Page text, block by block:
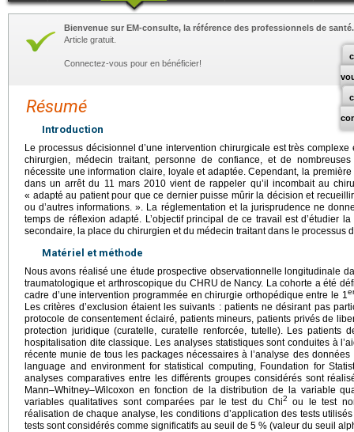
Bienvenue sur EM-consulte, la référence des professionnels de santé.
Article gratuit.
Connectez-vous pour en bénéficier!
Résumé
Introduction
Le processus décisionnel d’une intervention chirurgicale est très
chirurgien, médecin traitant, personne de confiance, et de nombreuses
nécessite une information claire, loyale et adaptée. Cependant, la
dans un arrêt du 11 mars 2010 vient de rappeler qu’il incombait au
« adapté au patient pour que ce dernier puisse mûrir la décision et
ou d’autres informations. ». La réglementation et la jurisprudence ne
temps de réflexion adapté. L’objectif principal de ce travail est d’étudier
secondaire, la place du chirurgien et du médecin traitant dans le processus
Matériel et méthode
Nous avons réalisé une étude prospective observationnelle longitudinale
traumatologique et arthroscopique du CHRU de Nancy. La cohorte a été
cadre d’une intervention programmée en chirurgie orthopédique entre le 1er
Les critères d’exclusion étaient les suivants : patients ne désirant pas
protocole de consentement éclairé, patients mineurs, patients privés de
protection juridique (curatelle, curatelle renforcée, tutelle). Les patients
hospitalisation dite classique. Les analyses statistiques sont conduites à
récente munie de tous les packages nécessaires à l’analyse des
language and environment for statistical computing, Foundation for
analyses comparatives entre les différents groupes considérés sont
Mann–Whitney–Wilcoxon en fonction de la distribution de la variable
variables qualitatives sont comparées par le test du Chi2
ou le test
réalisation de chaque analyse, les conditions d’application des tests
tests sont considérés comme significatifs au seuil de 5 % (valeur du seuil